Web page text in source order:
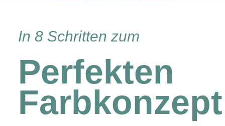
In 8 Schritten zum
Perfekten
Farbkonzept